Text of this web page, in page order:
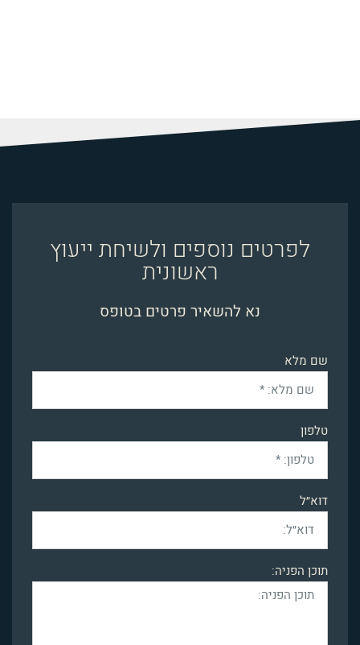
לפרטים נוספים ולשיחת ייעוץ
ראשונית
נא להשאיר פרטים בטופס
שם מלא
טלפון
דוא״ל
תוכן הפניה: